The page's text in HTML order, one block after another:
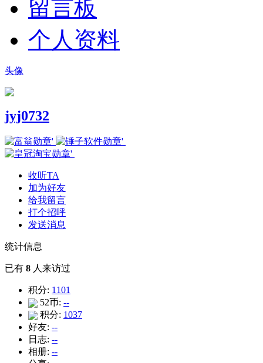
留言板
个人资料
头像
jyj0732
收听TA
加为好友
给我留言
打个招呼
发送消息
统计信息
已有 8 人来访过
积分: 1101
52币: --
积分: 1037
好友: --
日志: --
相册: --